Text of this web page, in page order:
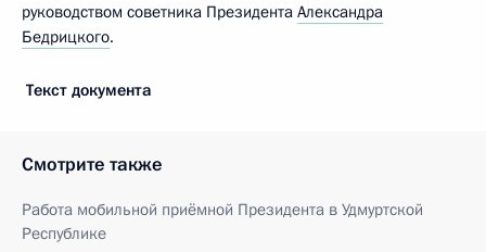
руководством советника Президента Александра
Бедрицкого.
Текст документа
Смотрите также
Работа мобильной приёмной Президента в Удмуртской
Республике